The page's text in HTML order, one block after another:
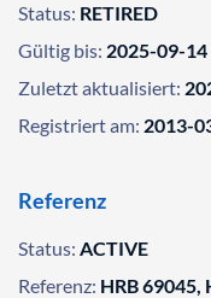
Status: RETIRED
Gültig bis: 2025-09-14
Zuletzt aktualisiert:
Registriert am: 2013-
Referenz
Status: ACTIVE
Referenz: HRB 69045,